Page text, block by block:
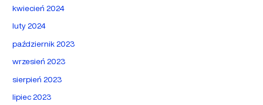
kwiecień 2024
luty 2024
październik 2023
wrzesień 2023
sierpień 2023
lipiec 2023